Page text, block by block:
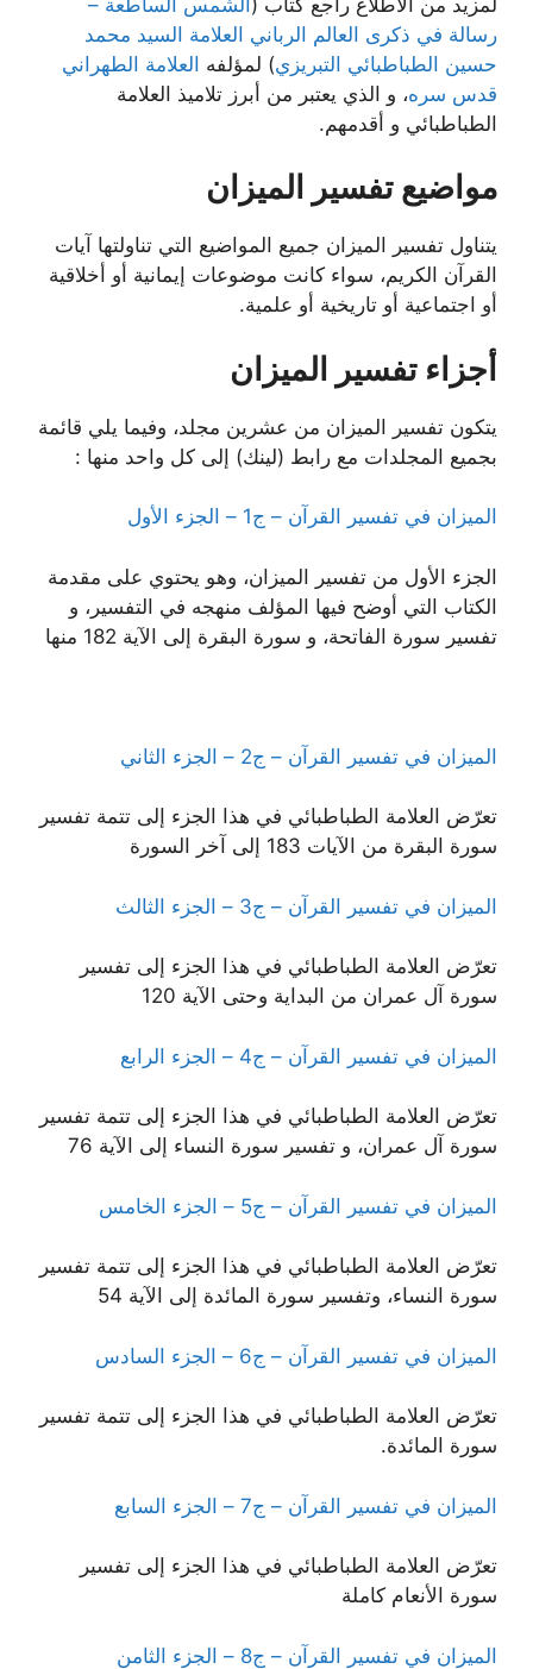
رسالة في ذكرى العالم الرباني العلامة السيد محمد
حسين الطباطبائي التبريزي‏) لمؤلفه العلامة الطهراني
قدس سره، و الذي يعتبر من أبرز تلاميذ العلامة
الطباطبائي و أقدمهم.
مواضيع تفسير الميزان
يتناول تفسير الميزان جميع المواضيع التي تناولتها آيات
القرآن الكريم، سواء كانت موضوعات إيمانية أو أخلاقية
أو اجتماعية أو تاريخية أو علمية.
أجزاء تفسير الميزان
يتكون تفسير الميزان من عشرين مجلد، وفيما يلي قائمة
بجميع المجلدات مع رابط (لينك) إلى كل واحد منها :
الميزان في تفسير القرآن – ج1 – الجزء الأول‌
الجزء الأول من تفسير الميزان، وهو يحتوي على مقدمة
الكتاب التي أوضح فيها المؤلف منهجه في التفسير، و
تفسير سورة الفاتحة، و سورة البقرة إلى الآية 182 منها
الميزان في تفسير القرآن – ج2 – الجزء الثاني
تعرّض العلامة الطباطبائي في هذا الجزء إلى تتمة تفسير
سورة البقرة من الآيات 183 إلى آخر السورة
الميزان في تفسير القرآن – ج3 – الجزء الثالث
تعرّض العلامة الطباطبائي في هذا الجزء إلى تفسير
سورة آل عمران من البداية وحتى الآية 120
الميزان في تفسير القرآن – ج4 – الجزء الرابع
تعرّض العلامة الطباطبائي في هذا الجزء إلى تتمة تفسير
سورة آل عمران، و تفسير سورة النساء إلى الآية 76
الميزان في تفسير القرآن – ج5 – الجزء الخامس
تعرّض العلامة الطباطبائي في هذا الجزء إلى تتمة تفسير
سورة النساء، وتفسير سورة المائدة إلى الآية 54
الميزان في تفسير القرآن – ج6 – الجزء السادس
تعرّض العلامة الطباطبائي في هذا الجزء إلى تتمة تفسير
سورة المائدة.
الميزان في تفسير القرآن – ج7 – الجزء السابع
تعرّض العلامة الطباطبائي في هذا الجزء إلى تفسير
سورة الأنعام كاملة
الميزان في تفسير القرآن – ج8 – الجزء الثامن